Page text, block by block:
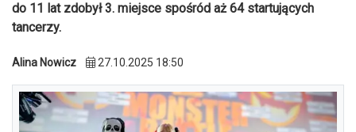
do 11 lat zdobył 3. miejsce spośród aż 64 startujących
tancerzy.
Alina Nowicz 27.10.2025 18:50